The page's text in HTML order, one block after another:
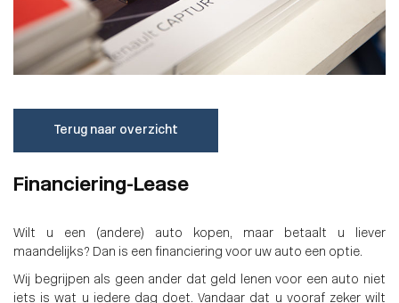
Terug naar overzicht
Financiering-Lease
Wilt u een (andere) auto kopen, maar betaalt u liever
maandelijks? Dan is een financiering voor uw auto een optie.
Wij begrijpen als geen ander dat geld lenen voor een auto niet
iets is wat u iedere dag doet. Vandaar dat u vooraf zeker wilt